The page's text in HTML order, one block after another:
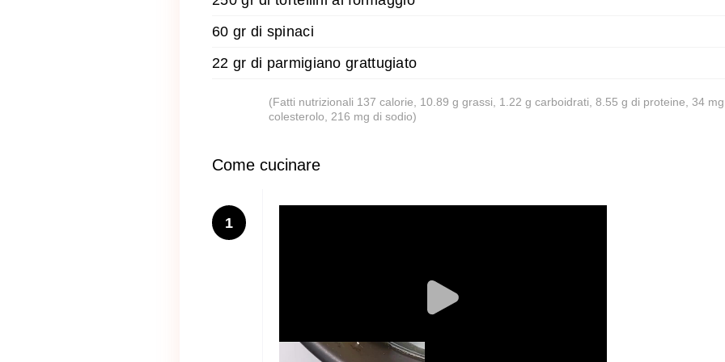
60 gr di spinaci
22 gr di parmigiano grattugiato
(Fatti nutrizionali 137 calorie, 10.89 g grassi, 1.22 g carboidrati, 8.55 g di proteine, 34
colesterolo, 216 mg di sodio)
Come cucinare
1